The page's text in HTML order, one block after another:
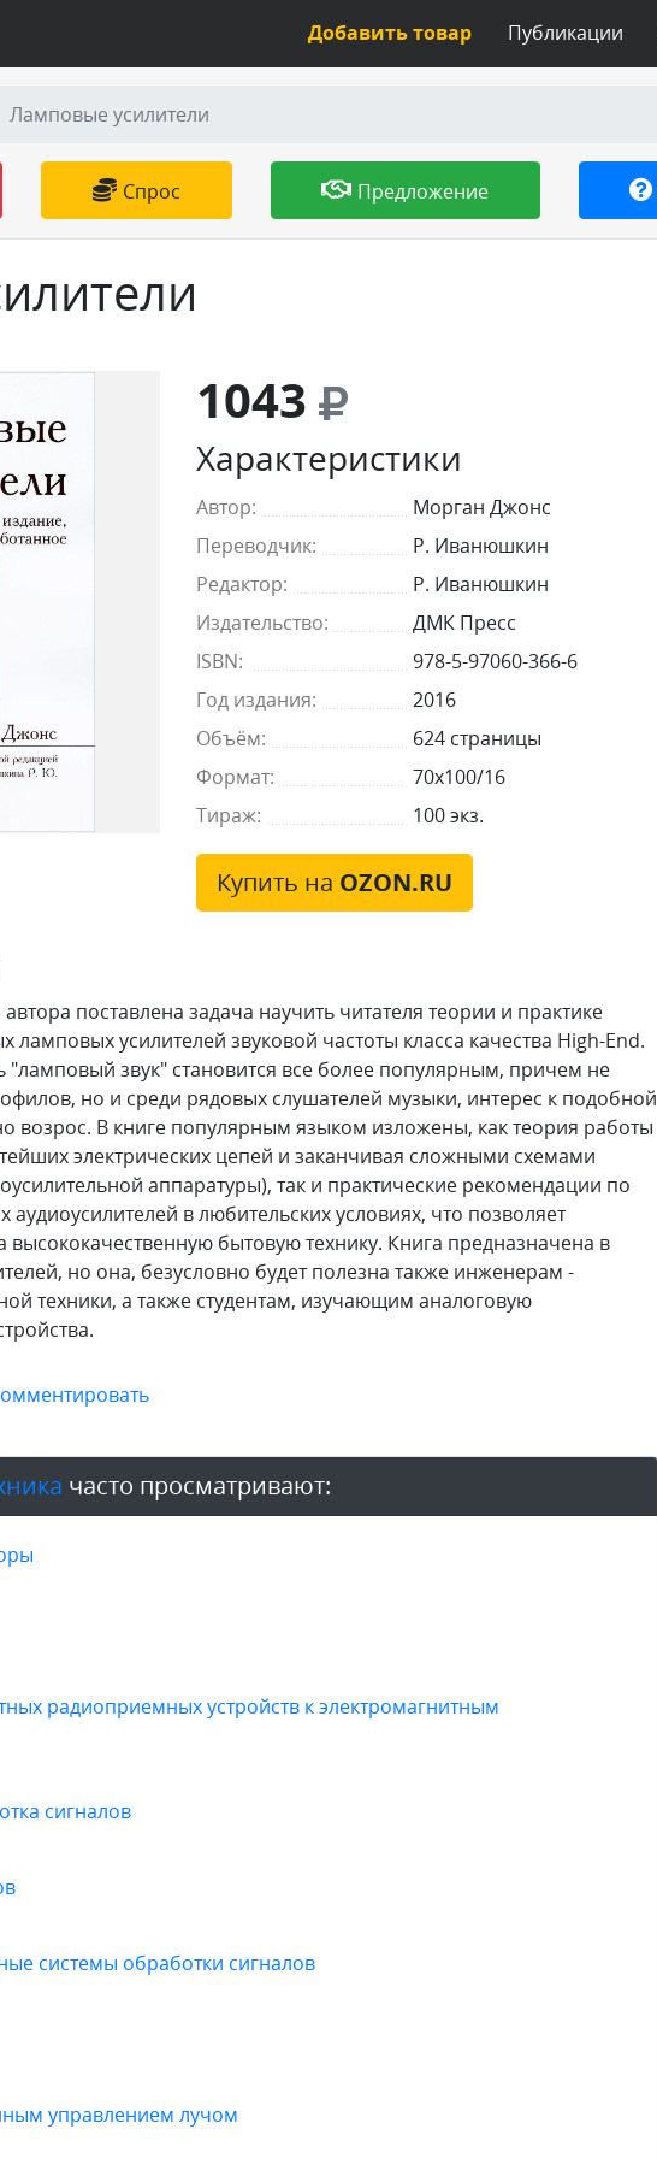
Публикации
Добавить товар
Ламповые усилители
Спрос Предложение
1043
Характеристики
Автор:
Морган Джонс
Переводчик:
Р. Иванюшкин
Редактор:
Р. Иванюшкин
Издательство:
ДМК Пресс
ISBN:
978-5-97060-366-6
Год издания:
2016
Объём:
624 страницы
Формат:
70x100/16
Тираж:
100 экз.
Купить на OZON.RU
поставлена задача научить читателя теории и практике
ламповых усилителей звуковой частоты класса качества High-End.
"ламповый звук" становится все более популярным, причем не
но и среди рядовых слушателей музыки, интерес к подобной
возрос. В книге популярным языком изложены, как теория работы
электрических цепей и заканчивая сложны­ми схемами
аппаратуры), так и практические рекомендации по
аудиоусилителей в любительских условиях, что позволяет
высококачественную бытовую технику. Книга пред­назначена в
но она, безусловно будет полезна также инженерам -
техники, а также студентам, изучающим аналоговую
часто просматривают:
радиоприемных устройств к электромагнитным
сигналов
системы обработки сигналов
управлением лучом